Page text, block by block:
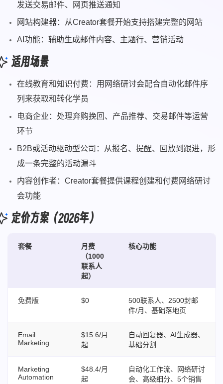
发送交易邮件、网页推送通知
网站构建器：从Creator套餐开始支持搭建完整的网站
AI功能：辅助生成邮件内容、主题行、营销活动
适用场景
在线教育和知识付费：用网络研讨会配合自动化邮件序
列来获取和转化学员
电商企业：处理弃购挽回、产品推荐、交易邮件等运营
环节
B2B或活动驱动型公司：从报名、提醒、回放到跟进，形
成一条完整的活动漏斗
内容创作者：Creator套餐提供课程创建和付费网络研讨
会功能
定价方案（2026年）
套餐
月费
（1000
联系人
起）
核心功能
免费版 $0
500联系人、2500封邮
件/月、基础落地页
Email
Marketing
$15.6/月
起
自动回复器、AI生成器、
基础分割
Marketing
Automation
$48.4/月
起
自动化工作流、网络研讨
会、高级细分、5个销售